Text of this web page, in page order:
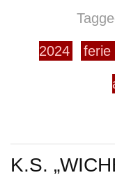
2024 ferie
K.S.